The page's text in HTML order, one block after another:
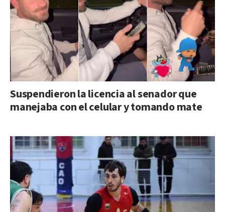
Suspendieron la licencia al senador que
manejaba con el celular y tomando mate